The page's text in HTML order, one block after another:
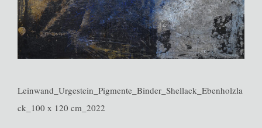
Leinwand_Urgestein_Pigmente_Binder_Shellack_Ebenholzla
ck_100 x 120 cm_2022